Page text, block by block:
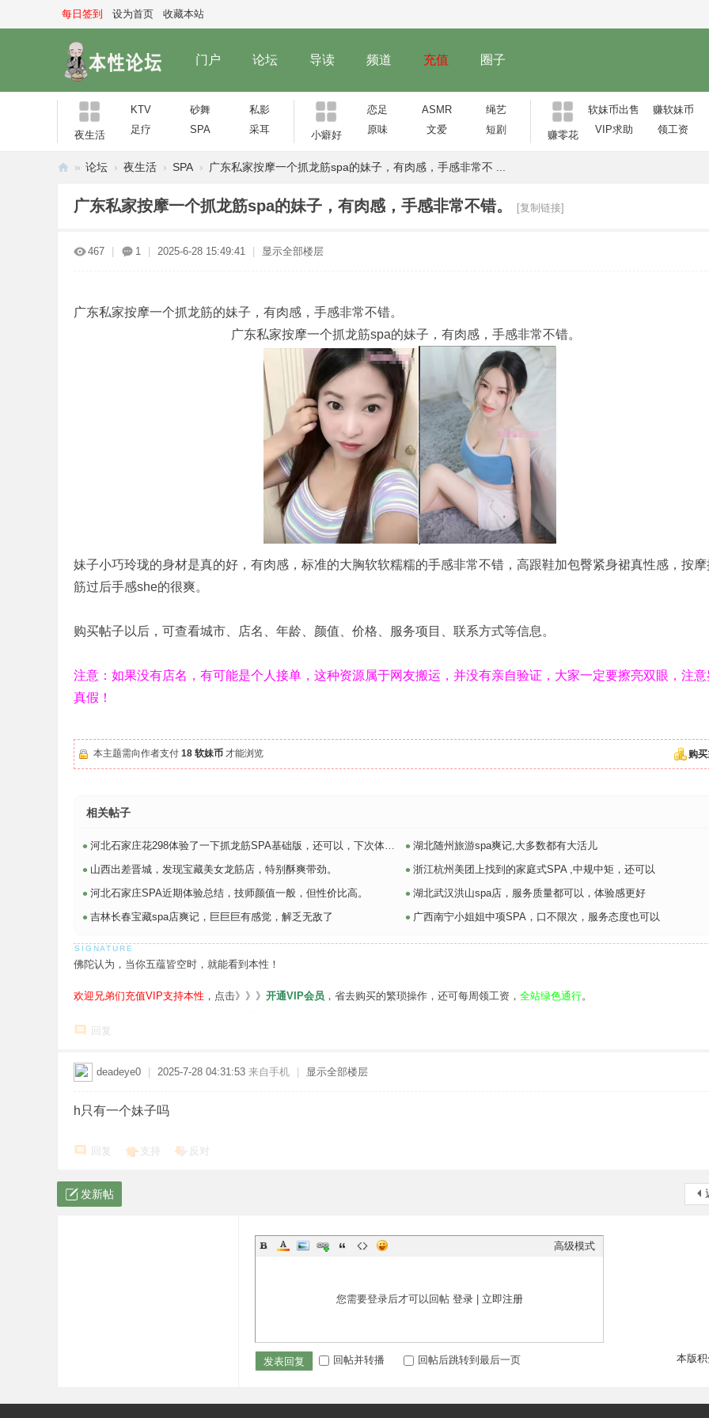
每日签到 设为首页 收藏本站
门户 论坛 导读 频道 充值 圈子
夜生活
KTV 砂舞
私影
足疗
SPA 采耳 小癖好
恋足 ASMR
绳艺
原味
文爱 短剧 赚零花
软妹币出售 赚软妹币
VIP求助
领工资
» 论坛 › 夜生活 › SPA › 广东私家按摩一个抓龙筋spa的妹子，有肉感，手感非常不 ...
广东私家按摩一个抓龙筋spa的妹子，有肉感，手感非常不错。 [复制链接]
467 1 2025-6-28 15:49:41 显示全部楼层
广东私家按摩一个抓龙筋的妹子，有肉感，手感非常不错。
广东私家按摩一个抓龙筋spa的妹子，有肉感，手感非常不错。
妹子小巧玲珑的身材是真的好，有肉感，标准的大胸软软糯糯的手感非常不错，高跟鞋加包臀紧身裙真性感，按摩
筋过后手感she的很爽。
购买帖子以后，可查看城市、店名、年龄、颜值、价格、服务项目、联系方式等信息。
注意：如果没有店名，有可能是个人接单，这种资源属于网友搬运，并没有亲自验证，大家一定要擦亮双眼，注意
真假！
购
本主题需向作者支付 18 软妹币 才能浏览
相关帖子
• 河北石家庄花298体验了一下抓龙筋SPA基础版，还可以，下次体验高级版！ • 湖北随州旅游spa爽记,大多数都有大活儿
• 山西出差晋城，发现宝藏美女龙筋店，特别酥爽带劲。 • 浙江杭州美团上找到的家庭式SPA ,中规中矩，还可以
• 河北石家庄SPA近期体验总结，技师颜值一般，但性价比高。 • 湖北武汉洪山spa店，服务质量都可以，体验感更好
• 吉林长春宝藏spa店爽记，巨巨巨有感觉，解乏无敌了 • 广西南宁小姐姐中项SPA，口不限次，服务态度也可以
佛陀认为，当你五蕴皆空时，就能看到本性！
欢迎兄弟们充值VIP支持本性 ，点击》》》 开通VIP会员 ，省去购买的繁琐操作，还可每周领工资， 全站绿色通行。
回复
deadeye0 2025-7-28 04:31:53 来自手机 显示全部楼层
h只有一个妹子吗
回复 支持 反对
发新帖
高级模式
您需要登录后才可以回帖 登录| 立即注册
本版积
发表回复 回帖并转播 回帖后跳转到最后一页